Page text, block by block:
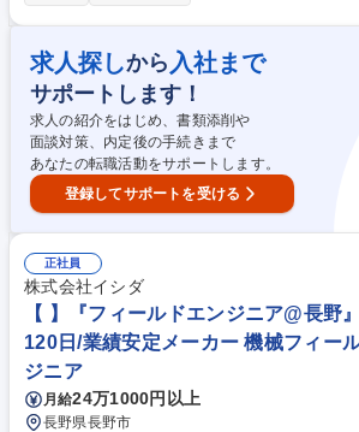
技術の方歓迎！トヨタ主要企業
求人探しから 入社まで
サポートします！
求人の紹介をはじめ、書類添削や
面談対策、内定後の手続きまで
あなたの転職活動をサポートします。
登録してサポートを受ける
正社員
株式会社イシダ
【 】『フィールドエンジニア@長野
120日/業績安定メーカー 機械フィー
ジニア
月給24万1000円以上
長野県長野市